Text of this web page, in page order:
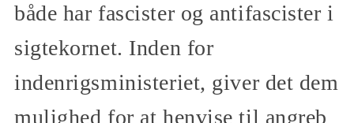
både har fascister og antifascister i
sigtekornet. Inden for
indenrigsministeriet, giver det dem
mulighed for at henvise til angreb